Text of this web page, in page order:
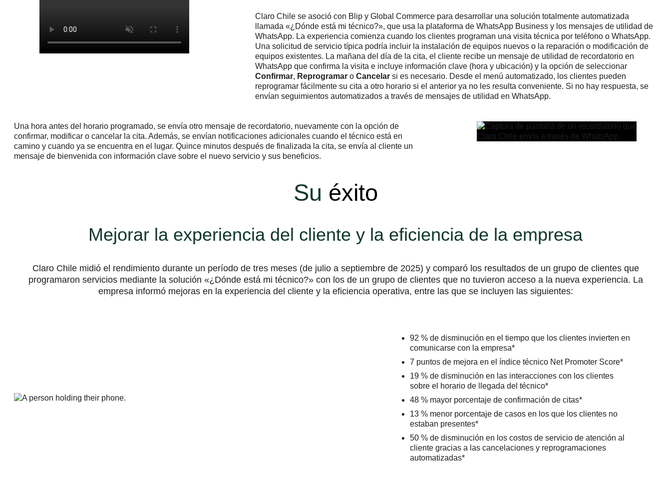
Claro Chile se asoció con Blip y Global Commerce para desarrollar una solución totalmente automatizada
llamada «¿Dónde está mi técnico?», que usa la plataforma de WhatsApp Business y los mensajes de utilidad de
WhatsApp. La experiencia comienza cuando los clientes programan una visita técnica por teléfono o WhatsApp.
Una solicitud de servicio típica podría incluir la instalación de equipos nuevos o la reparación o modificación de
equipos existentes. La mañana del día de la cita, el cliente recibe un mensaje de utilidad de recordatorio en
WhatsApp que confirma la visita e incluye información clave (hora y ubicación) y la opción de seleccionar
Confirmar, Reprogramaro Cancelarsi es necesario. Desde el menú automatizado, los clientes pueden
reprogramar fácilmente su cita a otro horario si el anterior ya no les resulta conveniente. Si no hay respuesta, se
envían seguimientos automatizados a través de mensajes de utilidad en WhatsApp.
Una hora antes del horario programado, se envía otro mensaje de recordatorio, nuevamente con la opción de
confirmar, modificar o cancelar la cita. Además, se envían notificaciones adicionales cuando el técnico está en
camino y cuando ya se encuentra en el lugar. Quince minutos después de finalizada la cita, se envía al cliente un
mensaje de bienvenida con información clave sobre el nuevo servicio y sus beneficios.
Su éxito
Mejorar la experiencia del cliente y la eficiencia de la empresa
Claro Chile midió el rendimiento durante un período de tres meses (de julio a septiembre de 2025) y comparó los resultados de un grupo de clientes que
programaron servicios mediante la solución «¿Dónde está mi técnico?» con los de un grupo de clientes que no tuvieron acceso a la nueva experiencia. La
empresa informó mejoras en la experiencia del cliente y la eficiencia operativa, entre las que se incluyen las siguientes:
92 % de disminución en el tiempo que los clientes invierten en
comunicarse con la empresa*
7 puntos de mejora en el índice técnico Net Promoter Score*
19 % de disminución en las interacciones con los clientes
sobre el horario de llegada del técnico*
48 % mayor porcentaje de confirmación de citas*
13 % menor porcentaje de casos en los que los clientes no
estaban presentes*
50 % de disminución en los costos de servicio de atención al
cliente gracias a las cancelaciones y reprogramaciones
automatizadas*